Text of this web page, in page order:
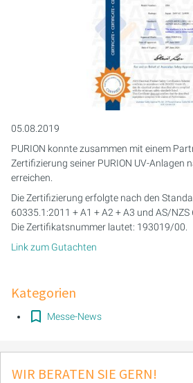
05.08.2019
PURION konnte zusammen mit einem
Zertifizierung seiner PURION UV-Anlagen
erreichen.
Die Zertifizierung erfolgte nach den
60335.1:2011 + A1 + A2 + A3 und AS/NZS
Die Zertifikatsnummer lautet: 193019/00.
Link zum Gutachten
Kategorien
Messe-News
WIR BERATEN SIE GERN!